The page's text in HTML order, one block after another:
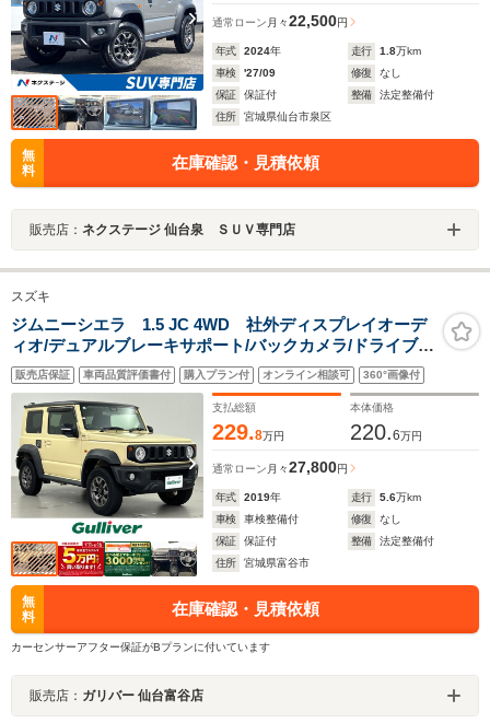
通常ローン 月々22,500円
年式 2024年 走行 1.8万km
車検
'27/09 修復
なし
保証
保証付 整備
法定整備付
住所
宮城県仙台市泉区
無
料
在庫確認・見積依頼
販売店： ネクステージ 仙台泉 ＳＵＶ専門店
スズキ
ジムニーシエラ 1.5 JC 4WD 社外ディスプレイオーデ
ィオ/デュアルブレーキサポート/バックカメラ/ドライブレ
コーダー/シートヒーター/クルーズコントロール/ステアリ
ングスイッチ/衝突軽減ブレーキ/レーンキープアシススト/
禁煙車
販売店保証 車両品質評価書付 購入プラン付 オンライン相談可 360°画像付
支払総額
229.8万円
本体価格
220.6万円
通常ローン 月々27,800円
年式 2019年 走行 5.6万km
車検
車検整備付 修復
なし
保証
保証付 整備
法定整備付
住所
宮城県富谷市
無
料
在庫確認・見積依頼
カーセンサーアフター保証がBプランに付いています
販売店： ガリバー 仙台富谷店